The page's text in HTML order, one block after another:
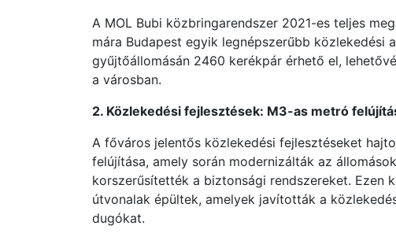
A MOL Bubi közbringarendszer 2021-es teljes
mára Budapest egyik legnépszerűbb közlekedési
gyűjtőállomásán 2460 kerékpár érhető el,
a városban.
2. Közlekedési fejlesztések: M3-as metró
A főváros jelentős közlekedési fejlesztéseket
felújítása, amely során modernizálták az
korszerűsítették a biztonsági rendszereket. Ezen
útvonalak épültek, amelyek javították a
dugókat.